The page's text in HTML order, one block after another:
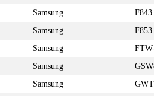
Samsung
F843
Samsung
F853
Samsung
Samsung
Samsung